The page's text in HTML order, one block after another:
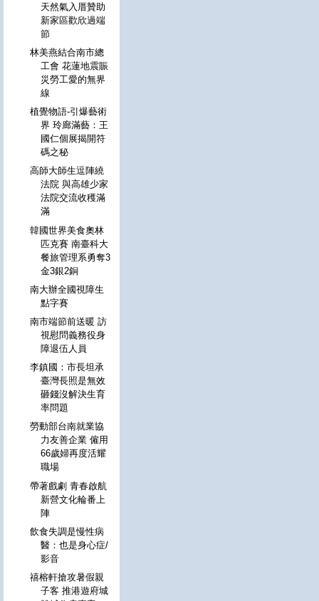
天然氣入厝贊助
新家區歡欣過端
節
林美燕結合南市總
工會 花蓮地震賑
災勞工愛的無界
線
植覺物語-引爆藝術
界 玲廊滿藝：王
國仁個展揭開符
碼之秘
高師大師生逗陣繞
法院 與高雄少家
法院交流收穫滿
滿
韓國世界美食奧林
匹克賽 南臺科大
餐旅管理系勇奪3
金3銀2銅
南大辦全國視障生
點字賽
南市端節前送暖 訪
視慰問義務役身
障退伍人員
李鎮國：市長坦承
臺灣長照是無效
砸錢沒解決生育
率問題
勞動部台南就業協
力友善企業 僱用
66歲婦再度活耀
職場
帶著戲劇 青春啟航
新營文化輪番上
陣
飲食失調是慢性病
醫：也是身心症/
影音
禧榕軒搶攻暑假親
子客 推港遊府城